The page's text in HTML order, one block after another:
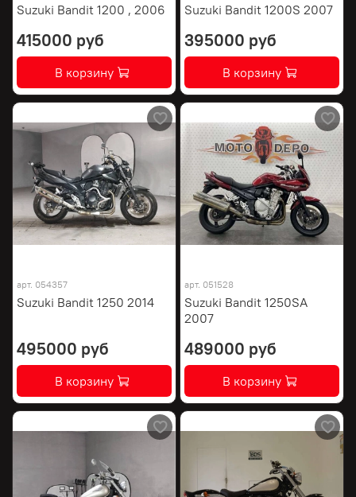
Suzuki Bandit 1200 , 2006
415000 руб
В корзину
Suzuki Bandit 1200S 2007
395000 руб
В корзину
арт. 054357
Suzuki Bandit 1250 2014
495000 руб
В корзину
арт. 051528
Suzuki Bandit 1250SA
2007
489000 руб
В корзину